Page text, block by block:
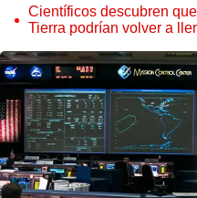
Científicos descubren
Tierra podrían volver a